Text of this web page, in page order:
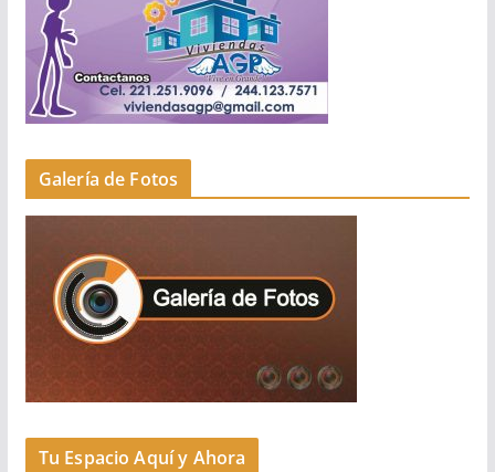
Galería de Fotos
Tu Espacio Aquí y Ahora